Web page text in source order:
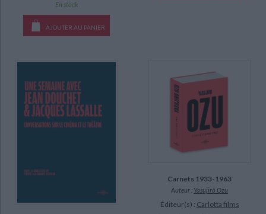
En stock
AJOUTER AU PANIER
Carnets 1933-1963
Auteur : Yasujirô Ozu
Éditeur(s) : Carlotta films